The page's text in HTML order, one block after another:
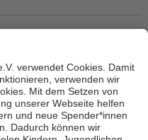
(m/w/d) als
Kinderdorf